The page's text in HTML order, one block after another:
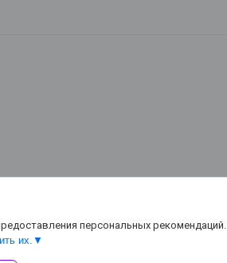
персональных рекомендаций.
их.